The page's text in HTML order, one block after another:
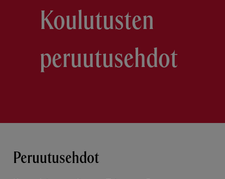
Koulutusten
peruutusehdot
Peruutusehdot